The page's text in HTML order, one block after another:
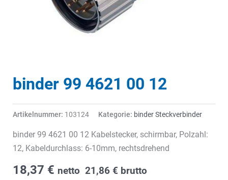
binder 99 4621 00 12
Artikelnummer: 103124 Kategorie: binder Steckverbinder
binder 99 4621 00 12 Kabelstecker, schirmbar, Polzahl:
12, Kabeldurchlass: 6-10mm, rechtsdrehend
18,37 € netto 21,86 € brutto